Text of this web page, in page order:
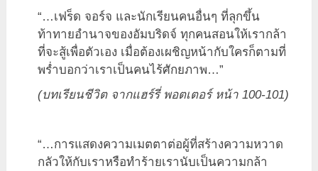
“…เฟร็ด จอร์จ และนักเรียนคนอื่นๆ ที่ลุกขึ้น
ท้าทายอำนาจของอัมบริดจ์ ทุกคนสอนให้เรากล้า
ที่จะสู้เพื่อตัวเอง เมื่อต้องเผชิญหน้ากับใครก็ตามที่
พร่ำบอกว่าเราเป็นคนไร้ศักยภาพ…”
(บทเรียนชีวิต จากแฮร์รี่ พอตเตอร์ หน้า 100-101)
“…การแสดงความเมตตาต่อผู้ที่สร้างความหวาด
กลัวให้กับเราหรือทำร้ายเรานับเป็นความกล้า